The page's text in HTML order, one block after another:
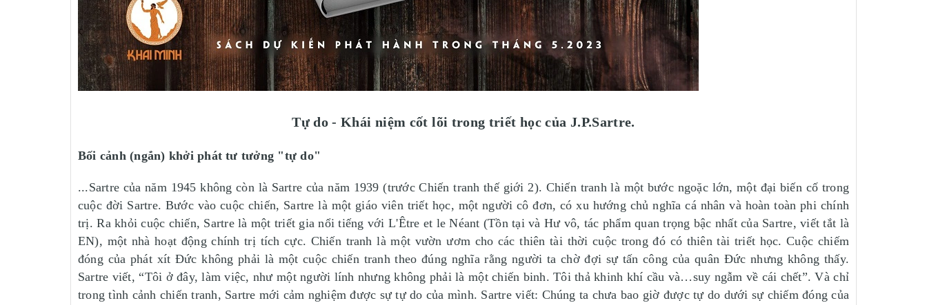
Tự do - Khái niệm cốt lõi trong triết học của J.P.Sartre.
Bối cảnh (ngắn) khởi phát tư tưởng "tự do"
...Sartre của năm 1945 không còn là Sartre của năm 1939 (trước Chiến tranh thế giới 2). Chiến tranh là một bước ngoặc lớn, một đại biến cố trong
cuộc đời Sartre. Bước vào cuộc chiến, Sartre là một giáo viên triết học, một người cô đơn, có xu hướng chủ nghĩa cá nhân và hoàn toàn phi chính
trị. Ra khỏi cuộc chiến, Sartre là một triết gia nổi tiếng với L'Être et le Néant (Tồn tại và Hư vô, tác phẩm quan trọng bậc nhất của Sartre, viết tắt là
EN), một nhà hoạt động chính trị tích cực. Chiến tranh là một vườn ươm cho các thiên tài thời cuộc trong đó có thiên tài triết học. Cuộc chiếm
đóng của phát xít Đức không phải là một cuộc chiến tranh theo đúng nghĩa rằng người ta chờ đợi sự tấn công của quân Đức nhưng không thấy.
Sartre viết, “Tôi ở đây, làm việc, như một người lính nhưng không phải là một chiến binh. Tôi thả khinh khí cầu và…suy ngẫm về cái chết”. Và chỉ
trong tình cảnh chiến tranh, Sartre mới cảm nghiệm được sự tự do của mình. Sartre viết: Chúng ta chưa bao giờ được tự do dưới sự chiếm đóng của